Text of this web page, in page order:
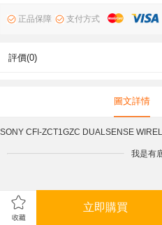
正品保障 支付方式
評價(0)
圖文詳情
SONY CFI-ZCT1GZC DUALSENSE
我是有
立即購買